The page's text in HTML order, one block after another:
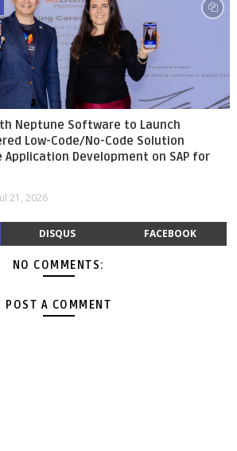
Neptune Software to Launch
Low-Code/No-Code Solution
Application Development on SAP for
21, 2026
DISQUS FACEBOOK
NO COMMENTS:
POST A COMMENT